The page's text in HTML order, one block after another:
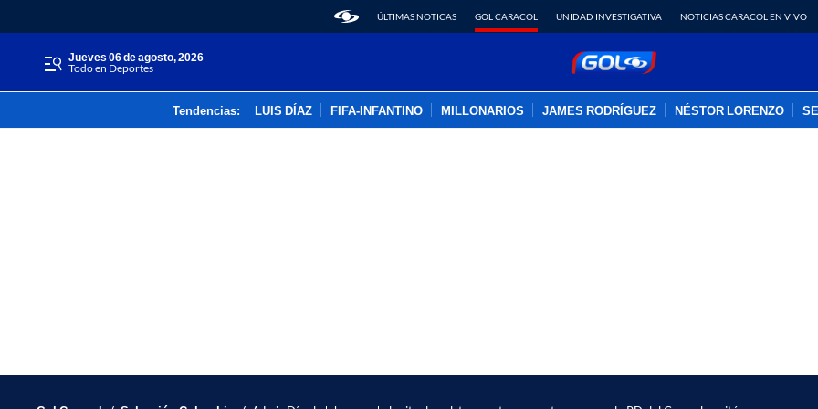
ÚLTIMAS NOTICAS GOL CARACOL UNIDAD INVESTIGATIVA NOTICIAS CARACOL EN VIVO
jueves 06 de agosto, 2026
Todo en Deportes
Tendencias: LUIS DÍAZ FIFA-INFANTINO MILLONARIOS JAMES RODRÍGUEZ NÉSTOR LORENZO